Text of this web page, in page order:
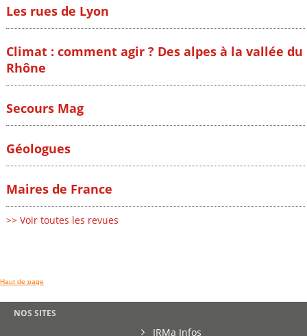
Les rues de Lyon
Climat : comment agir ? Des alpes à la vallée du
Rhône
Secours Mag
Géologues
Maires de France
>> Voir toutes les revues
Haut de page
NOS SITES
IRMa Infos